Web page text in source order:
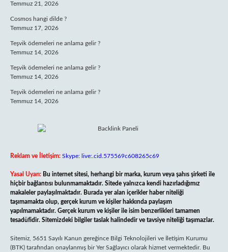
Temmuz 21, 2026
Cosmos hangi dilde ?
Temmuz 17, 2026
Teşvik ödemeleri ne anlama gelir ?
Temmuz 14, 2026
Teşvik ödemeleri ne anlama gelir ?
Temmuz 14, 2026
Teşvik ödemeleri ne anlama gelir ?
Temmuz 14, 2026
Reklam ve İletişim: Skype: live:.cid.575569c608265c69
Yasal Uyarı: Bu internet sitesi, herhangi bir marka, kurum veya şahıs şirketi ile
hiçbir bağlantısı bulunmamaktadır. Sitede yalnızca kendi hazırladığımız
makaleler paylaşılmaktadır. Burada yer alan içerikler haber niteliği
taşımamakta olup, gerçek kurum ve kişiler hakkında paylaşım
yapılmamaktadır. Gerçek kurum ve kişiler ile isim benzerlikleri tamamen
tesadüfidir. Sitemizdeki bilgiler taslak halindedir ve tavsiye niteliği taşımazlar.
Sitemiz, 5651 Sayılı Kanun gereğince Bilgi Teknolojileri ve İletişim Kurumu
(BTK) tarafından onaylanmış bir Yer Sağlayıcı olarak hizmet vermektedir. Bu